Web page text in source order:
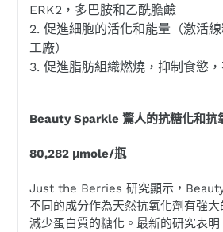
ERK2，多巴胺和乙酰膽鹼
2. 促進細胞的活化和能量（激活
工廠）
3. 促進脂肪組織燃燒，抑制食慾
Beauty Sparkle 驚人的抗糖化和抗
80,282 μmole/瓶
Just the Berries 研究顯示，
不同的成分作為天然抗氧化劑有強
減少蛋白質的糖化。最新的研究表